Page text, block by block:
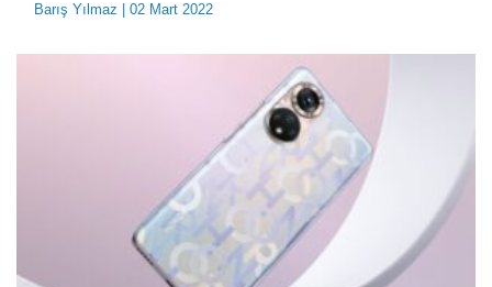
Barış Yılmaz | 02 Mart 2022